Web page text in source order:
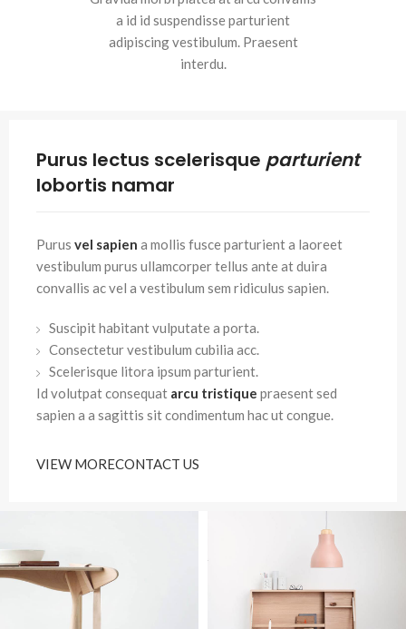
a id id suspendisse parturient
adipiscing vestibulum. Praesent
interdu.
Purus lectus scelerisque parturient
lobortis namar
Purus vel sapien a mollis fusce parturient a laoreet
vestibulum purus ullamcorper tellus ante at duira
convallis ac vel a vestibulum sem ridiculus sapien.
Suscipit habitant vulputate a porta.
Consectetur vestibulum cubilia acc.
Scelerisque litora ipsum parturient.
Id volutpat consequat arcu tristique praesent sed
sapien a a sagittis sit condimentum hac ut congue.
VIEW MORECONTACT US